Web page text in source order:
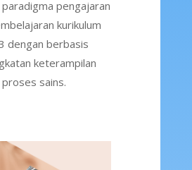
pengajaran
kurikulum
dengan berbasis
keterampilan
proses sains.